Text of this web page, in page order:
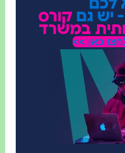
לכם
יש גם קורס
במשרד
כאן >>